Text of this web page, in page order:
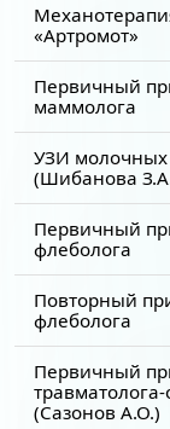
«Артромот»
Первичный
маммолога
УЗИ молочных
(Шибанова
Первичный
флеболога
Повторный
флеболога
Первичный
(Сазонов А.О.)